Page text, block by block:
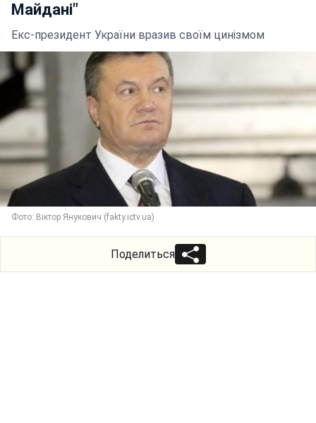
Майдані"
Екс-президент України вразив своїм цинізмом
Фото: Віктор Янукович (fakty.ictv.ua)
Поделиться